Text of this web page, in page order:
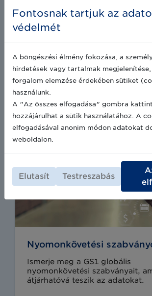
Nyomonkövetési
Felméréstől a bevezetésig.
auditálják a rendszerét, és
javaslatokat adnak.
Nyomonkövetési
Ismerje meg a GS1 globális
nyomonkövetési szabványait,
átjárhatóvá teszik az adatokat.
Fontosnak tartjuk az
védelmét
A böngészési élmény fokozása, a
hirdetések vagy tartalmak
forgalom elemzése érdekében sütiket
használunk.
A "Az összes elfogadása" gombra
hozzájárulhat a sütik használatához. A
elfogadásával anonim módon adatokat
weboldalon.
Elutasít Testreszabás